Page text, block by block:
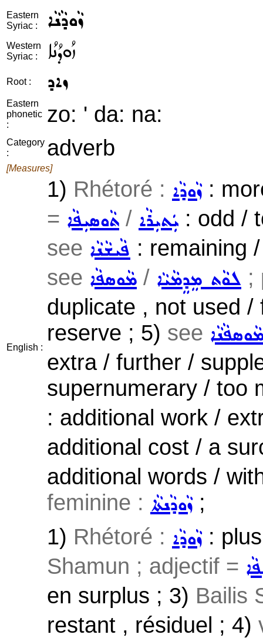
Eastern
Syriac :
ܙܵܘܕܵܢܵܐ
Western
Syriac :
ܙܳܘܕܳܢܳܐ
Root : ܙܐܕ
Eastern
phonetic
:
zo: ' da: na:
Category
:
adverb
[Measures]
English :
1) Rhétoré : ܙܵܘܕܵܐ:
= ܬܵܘܣܝܼܦܵܐ / ܝܲܬܝܼܪܵܐ : odd /
see ܦܵܝܫܵܢܵܐ : remaining
see ܡܵܘܣܦܵܐ / ܠܘܵܬ ܡܸܕܸܡܵܝܵܐ ;
duplicate , not used
reserve ; 5) see
extra / further /
supernumerary / too
: additional work /
additional cost / a
additional words /
feminine : ܙܵܘܕܵܢܬܵܐ;
1) Rhétoré : ܙܵܘܕܵܐ:
Shamun ; adjectif =
en surplus ; 3) Bailis
restant , résiduel ; 4)